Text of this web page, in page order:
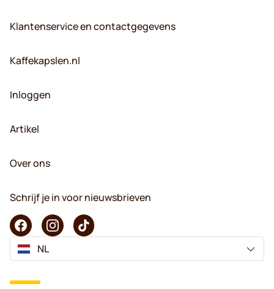
Klantenservice en contactgegevens
Kaffekapslen.nl
Inloggen
Artikel
Over ons
Schrijf je in voor nieuwsbrieven
NL